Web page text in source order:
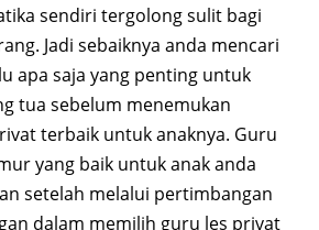
sendiri tergolong sulit bagi
Jadi sebaiknya anda mencari
apa saja yang penting untuk
tua sebelum menemukan
terbaik untuk anaknya. Guru
yang baik untuk anak anda
setelah melalui pertimbangan
dalam memilih guru les privat